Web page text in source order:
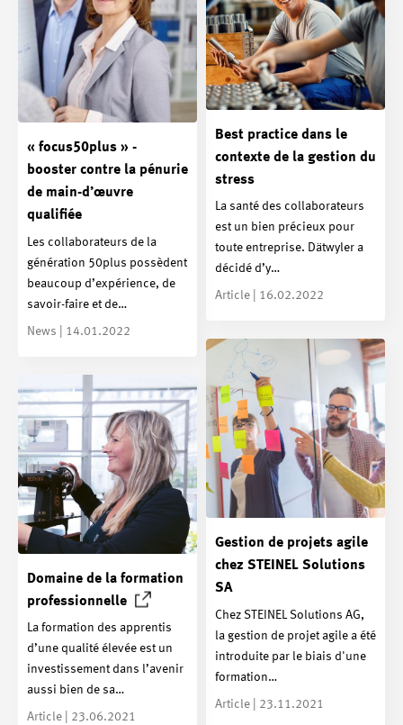
Best practice dans le
contexte de la gestion du
stress
La santé des collaborateurs
est un bien précieux pour
toute entreprise. Dätwyler a
décidé d’y…
Article | 16.02.2022
« focus50plus » -
booster contre la pénurie
de main-d’œuvre
qualifiée
Les collaborateurs de la
génération 50plus possèdent
beaucoup d’expérience, de
savoir-faire et de…
News | 14.01.2022
Gestion de projets agile
chez STEINEL Solutions
SA
Chez STEINEL Solutions AG,
la gestion de projet agile a été
introduite par le biais d'une
formation…
Article | 23.11.2021
Domaine de la formation
professionnelle
La formation des apprentis
d’une qualité élevée est un
investissement dans l’avenir
aussi bien de sa…
Article | 23.06.2021